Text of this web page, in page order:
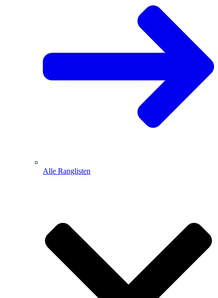
Alle Ranglisten